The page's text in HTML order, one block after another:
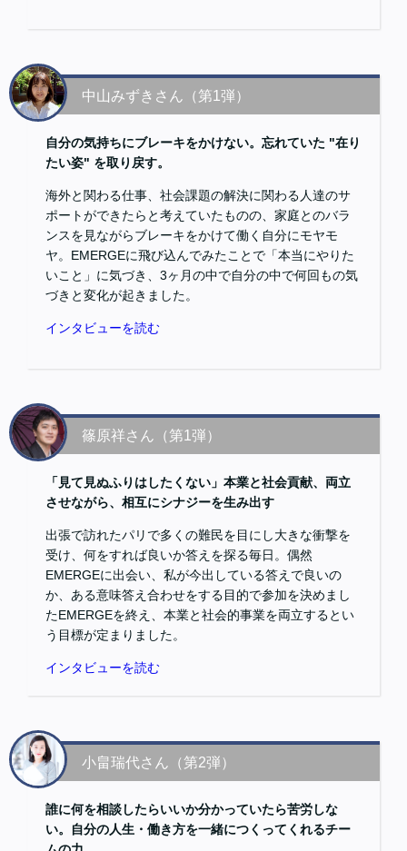
中山みずきさん（第1弾）
自分の気持ちにブレーキをかけない。忘れていた "在り
たい姿" を取り戻す。
海外と関わる仕事、社会課題の解決に関わる人達のサ
ポートができたらと考えていたものの、家庭とのバラ
ンスを見ながらブレーキをかけて働く自分にモヤモ
ヤ。EMERGEに飛び込んでみたことで「本当にやりた
いこと」に気づき、3ヶ月の中で自分の中で何回もの気
づきと変化が起きました。
インタビューを読む
篠原祥さん（第1弾）
「見て見ぬふりはしたくない」本業と社会貢献、両立
させながら、相互にシナジーを生み出す
出張で訪れたパリで多くの難民を目にし大きな衝撃を
受け、何をすれば良いか答えを探る毎日。偶然
EMERGEに出会い、私が今出している答えで良いの
か、ある意味答え合わせをする目的で参加を決めまし
たEMERGEを終え、本業と社会的事業を両立するとい
う目標が定まりました。
インタビューを読む
小畠瑞代さん（第2弾）
誰に何を相談したらいいか分かっていたら苦労しな
い。自分の人生・働き方を一緒につくってくれるチー